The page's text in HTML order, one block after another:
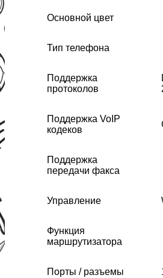
Основной цвет
Тип телефона
Поддержка
протоколов
Поддержка VoIP
кодеков
Поддержка
передачи факса
Управление
Функция
маршрутизатора
Порты / разъемы